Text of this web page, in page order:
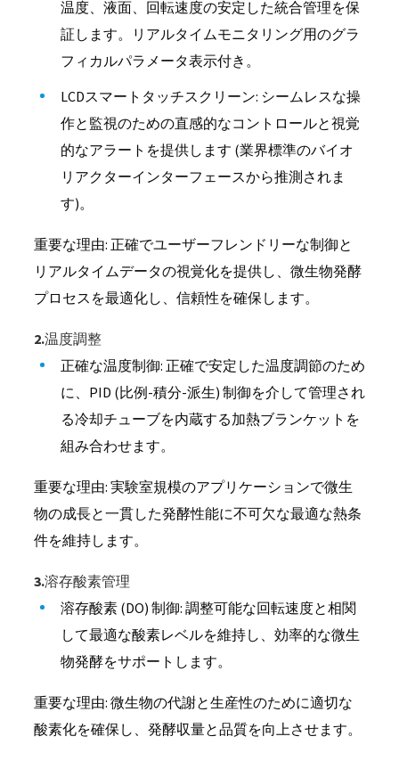
温度、液面、回転速度の安定した統合管理を保
証します。リアルタイムモニタリング用のグラ
フィカルパラメータ表示付き。
LCDスマートタッチスクリーン: シームレスな操
作と監視のための直感的なコントロールと視覚
的なアラートを提供します (業界標準のバイオ
リアクターインターフェースから推測されま
す)。
重要な理由: 正確でユーザーフレンドリーな制御と
リアルタイムデータの視覚化を提供し、微生物発酵
プロセスを最適化し、信頼性を確保します。
2.温度調整
正確な温度制御: 正確で安定した温度調節のため
に、PID (比例-積分-派生) 制御を介して管理され
る冷却チューブを内蔵する加熱ブランケットを
組み合わせます。
重要な理由: 実験室規模のアプリケーションで微生
物の成長と一貫した発酵性能に不可欠な最適な熱条
件を維持します。
3.溶存酸素管理
溶存酸素 (DO) 制御: 調整可能な回転速度と相関
して最適な酸素レベルを維持し、効率的な微生
物発酵をサポートします。
重要な理由: 微生物の代謝と生産性のために適切な
酸素化を確保し、発酵収量と品質を向上させます。